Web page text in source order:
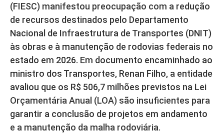
(FIESC) manifestou preocupação com a redução
de recursos destinados pelo Departamento
Nacional de Infraestrutura de Transportes (DNIT)
às obras e à manutenção de rodovias federais no
estado em 2026. Em documento encaminhado ao
ministro dos Transportes, Renan Filho, a entidade
avaliou que os R$ 506,7 milhões previstos na Lei
Orçamentária Anual (LOA) são insuficientes para
garantir a conclusão de projetos em andamento
e a manutenção da malha rodoviária.